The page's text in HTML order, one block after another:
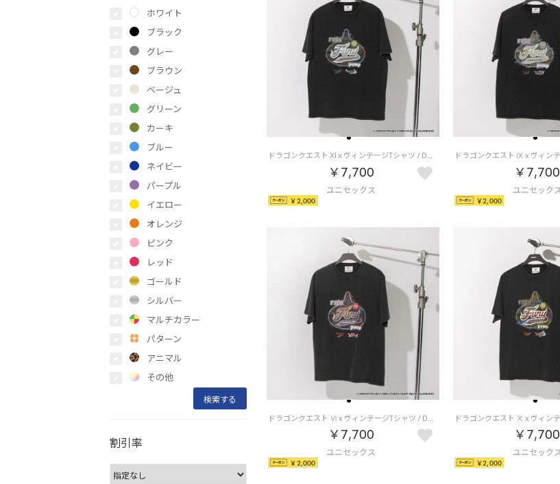
ホワイト
ブラック
グレー
ブラウン
ベージュ
グリーン
カーキ
ブルー
ネイビー
パープル
イエロー
オレンジ
ピンク
レッド
ゴールド
シルバー
マルチカラー
パターン
アニマル
その他
割引率
ドラゴンクエスト XI x ヴィンテージTシャツ / DRAGON QUEST XI x VINTAGE TEE 【返品不可商品】（ブラック/グレー）
￥7,700
￥2,000
￥7,700
￥2,000
ドラゴンクエスト Ⅵ x ヴィンテージTシャツ / DRAGON QUEST Ⅵ x VINTAGE TEE 【返品不可商品】 （ブラック/ブラウン）
￥7,700
￥2,000
￥7,700
￥2,000